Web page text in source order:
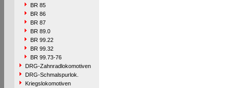
BR 85
BR 86
BR 87
BR 89.0
BR 99.22
BR 99.32
BR 99.73-76
DRG-Zahnradlokomotiven
DRG-Schmalspurlok.
Kriegslokomotiven